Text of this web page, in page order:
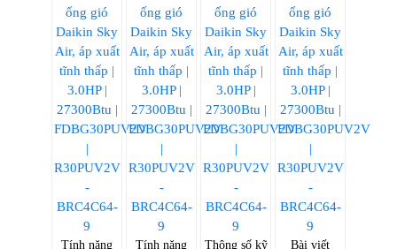
Tính năng
Tính năng
Thông số kỹ
Bài viết